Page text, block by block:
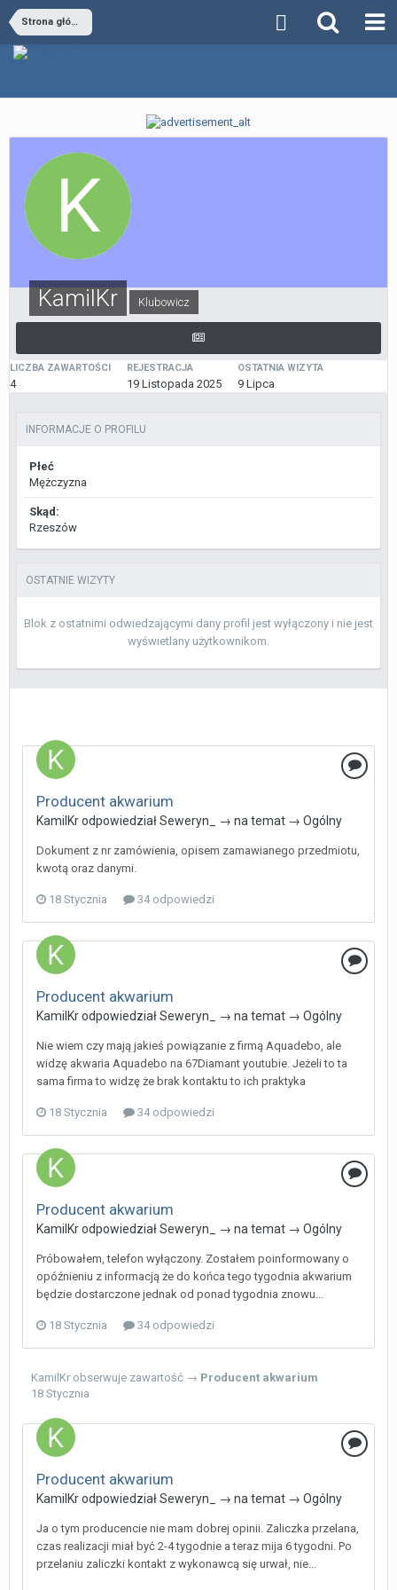
Strona główna
KamilKr Klubowicz
LICZBA ZAWARTOŚCI
4
REJESTRACJA
19 Listopada 2025
OSTATNIA WIZYTA
9 Lipca
INFORMACJE O PROFILU
Płeć
Mężczyzna
Skąd:
Rzeszów
OSTATNIE WIZYTY
Blok z ostatnimi odwiedzającymi dany profil jest wyłączony i nie jest
wyświetlany użytkownikom.
Producent akwarium
KamilKrodpowiedziałSeweryn_ → na temat → Ogólny
Dokument z nr zamówienia, opisem zamawianego przedmiotu,
kwotą oraz danymi.
18 Stycznia 34 odpowiedzi
Producent akwarium
KamilKrodpowiedziałSeweryn_ → na temat → Ogólny
Nie wiem czy mają jakieś powiązanie z firmą Aquadebo, ale
widzę akwaria Aquadebo na 67Diamant youtubie. Jeżeli to ta
sama firma to widzę że brak kontaktu to ich praktyka
18 Stycznia 34 odpowiedzi
Producent akwarium
KamilKrodpowiedziałSeweryn_ → na temat → Ogólny
Próbowałem, telefon wyłączony. Zostałem poinformowany o
opóźnieniu z informacją że do końca tego tygodnia akwarium
będzie dostarczone jednak od ponad tygodnia znowu...
18 Stycznia 34 odpowiedzi
KamilKr obserwuje zawartość → Producent akwarium
18 Stycznia
Producent akwarium
KamilKrodpowiedziałSeweryn_ → na temat → Ogólny
Ja o tym producencie nie mam dobrej opinii. Zaliczka przelana,
czas realizacji miał być 2-4 tygodnie a teraz mija 6 tygodni. Po
przelaniu zaliczki kontakt z wykonawcą się urwał, nie...